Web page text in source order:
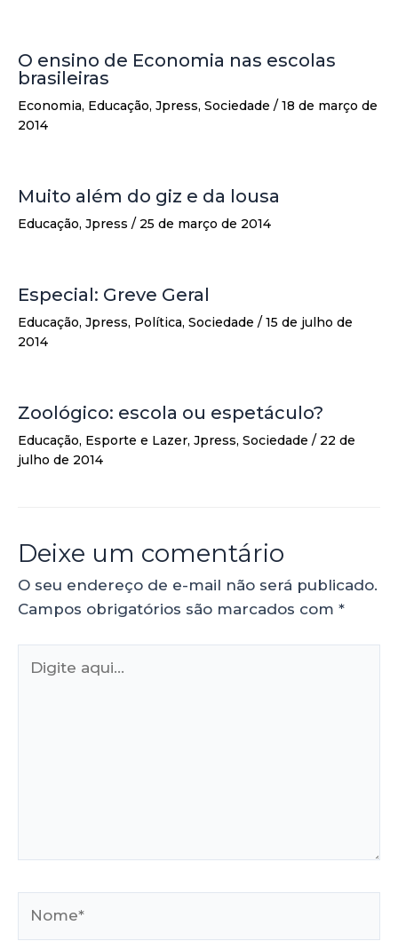
O ensino de Economia nas escolas
brasileiras
Economia, Educação, Jpress, Sociedade / 18 de março de
2014
Muito além do giz e da lousa
Educação, Jpress / 25 de março de 2014
Especial: Greve Geral
Educação, Jpress, Política, Sociedade / 15 de julho de
2014
Zoológico: escola ou espetáculo?
Educação, Esporte e Lazer, Jpress, Sociedade / 22 de
julho de 2014
Deixe um comentário
O seu endereço de e-mail não será publicado.
Campos obrigatórios são marcados com *